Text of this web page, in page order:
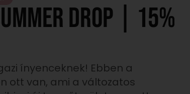
DROP | 15%
ínyenceknek! Ebben a
ott van, ami a változatos